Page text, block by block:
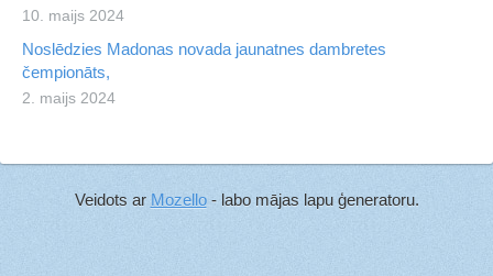
10. maijs 2024
Noslēdzies Madonas novada jaunatnes dambretes
čempionāts,
2. maijs 2024
Veidots ar Mozello- labo mājas lapu ģeneratoru.